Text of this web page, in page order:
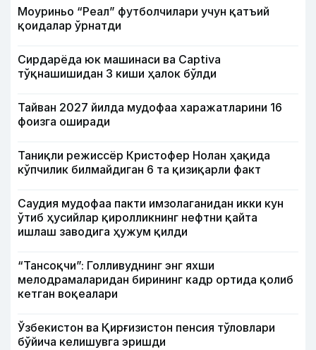
Моуриньо “Реал” футболчилари учун қатъий
қоидалар ўрнатди
Сирдарёда юк машинаси ва Captiva
тўқнашишидан 3 киши ҳалок бўлди
Тайван 2027 йилда мудофаа харажатларини 16
фоизга оширади
Таниқли режиссёр Кристофер Нолан ҳақида
кўпчилик билмайдиган 6 та қизиқарли факт
Саудия мудофаа пакти имзолаганидан икки кун
ўтиб ҳусийлар қиролликнинг нефтни қайта
ишлаш заводига ҳужум қилди
“Тансоқчи”: Голливуднинг энг яхши
мелодрамаларидан бирининг кадр ортида қолиб
кетган воқеалари
Ўзбекистон ва Қирғизистон пенсия тўловлари
бўйича келишувга эришди